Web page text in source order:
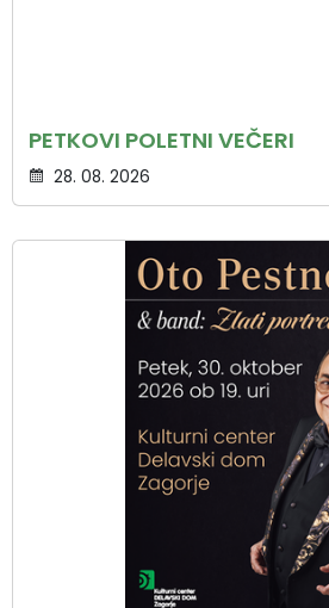
PETKOVI POLETNI VEČERI
28. 08. 2026